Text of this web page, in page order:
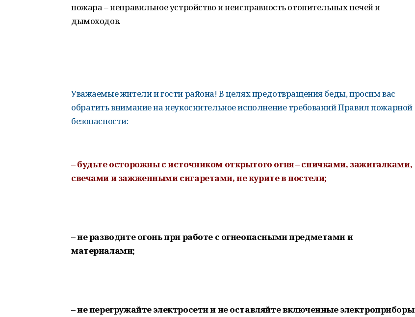
пожара – неправильное устройство и неисправность отопительных печей и
дымоходов.
Уважаемые жители и гости района! В целях предотвращения беды, просим вас
обратить внимание на неукоснительное исполнение требований Правил пожарной
безопасности:
– будьте осторожны с источником открытого огня – спичками, зажигалками,
свечами и зажженными сигаретами, не курите в постели;
– не разводите огонь при работе с огнеопасными предметами и
материалами;
– не перегружайте электросети и не оставляйте включенные электроприборы